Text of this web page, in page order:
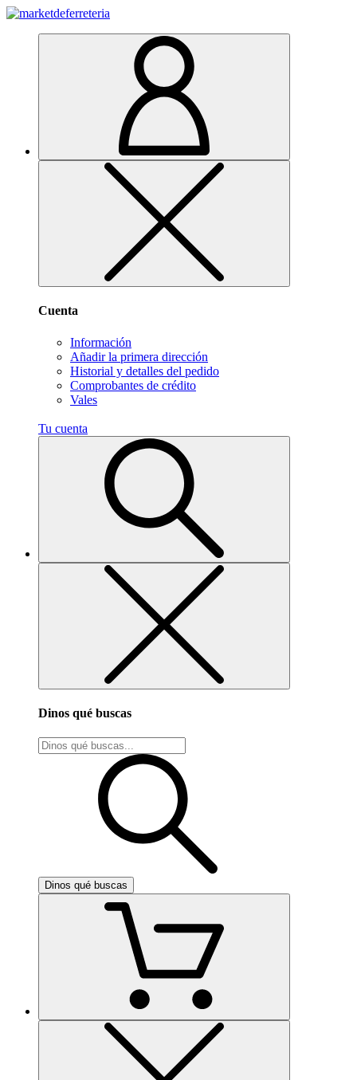
Cuenta
Información
Añadir la primera dirección
Historial y detalles del pedido
Comprobantes de crédito
Vales
Tu cuenta
Dinos qué buscas
Dinos qué buscas